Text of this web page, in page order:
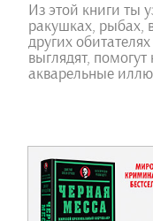
Из этой книги ты
ракушках, рыбах,
других
выглядят,
акварельные